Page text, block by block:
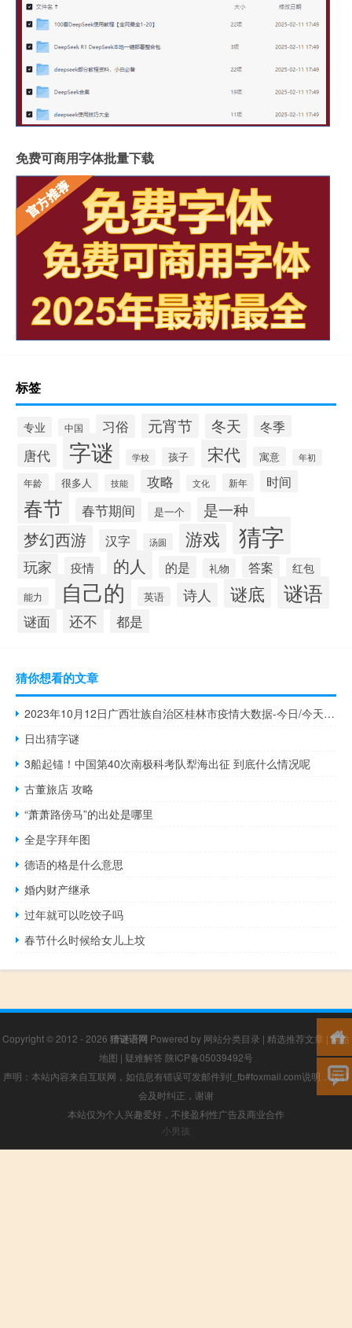
免费可商用字体批量下载
标签
专业 中国 习俗 元宵节 冬天 冬季
唐代 字谜 学校 孩子 宋代 寓意 年初
年龄 很多人 技能 攻略 文化 新年 时间
春节 春节期间 是一个 是一种
梦幻西游 汉字 汤圆 游戏 猜字
玩家 疫情 的人 的是 礼物 答案 红包
能力 自己的 英语 诗人 谜底 谜语
谜面 还不 都是
猜你想看的文章
2023年10月12日广西壮族自治区桂林市疫情大数据-今日/今天疫情全网搜索最新实时消息动态情况通知播报
日出猜字谜
3船起锚！中国第40次南极科考队犁海出征 到底什么情况呢
古董旅店 攻略
“萧萧路傍马”的出处是哪里
全是字拜年图
德语的格是什么意思
婚内财产继承
过年就可以吃饺子吗
春节什么时候给女儿上坟
Copyright © 2012 - 2026 猜谜语网 Powered by 网站分类目录 | 精选推荐文章 |网站
地图 | 疑难解答 陕ICP备05039492号
声明：本站内容来自互联网，如信息有错误可发邮件到f_fb#foxmail.com说明，我们
会及时纠正，谢谢
本站仅为个人兴趣爱好，不接盈利性广告及商业合作
小男孩